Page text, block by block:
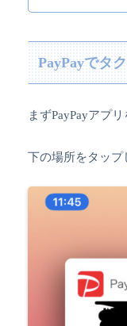
PayPayでタ
まずPayPayアプ
下の場所をタップ